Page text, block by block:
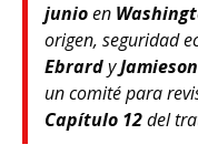
junioen
origen, seguridad
Ebrardy
un comité para
Capítulo 12del